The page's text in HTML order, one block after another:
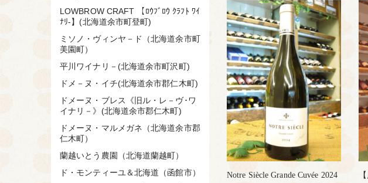
Notre Siècle Grande Cuvée 2024
LOWBROW CRAFT 【ﾛｳﾌﾞﾛｳ ｸﾗﾌﾄ ﾜｲ
ﾅﾘ-】(北海道余市町登町)
ミソノ・ヴィンヤ－ド（北海道余市町
美園町）
平川ワイナリ－(北海道余市町沢町)
ドメ－ヌ・イチ(北海道余市郡仁木町)
ドメーヌ・ブレス《旧ル・レ－ヴ･ワ
イナリ－》(北海道余市郡仁木町)
ドメーヌ・マルメガネ（北海道余市郡
仁木町）
蘭越いとう農園（北海道蘭越町）
ド・モンティーユ＆北海道（函館市）